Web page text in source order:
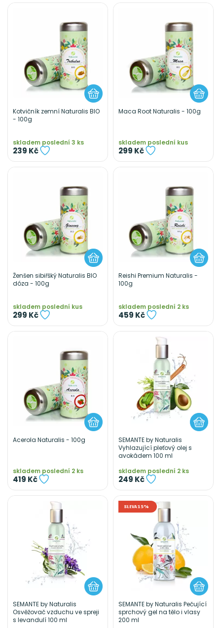
Kotvičník zemní Naturalis BIO
- 100g
skladem poslední 3 ks
239 Kč
Maca Root Naturalis - 100g
skladem poslední kus
299 Kč
Ženšen sibiřšký Naturalis BIO
dóza - 100g
skladem poslední kus
299 Kč
Reishi Premium Naturalis -
100g
skladem poslední 2 ks
459 Kč
Acerola Naturalis - 100g
skladem poslední 2 ks
419 Kč
SEMANTE by Naturalis
Vyhlazující pleťový olej s
avokádem 100 ml
skladem poslední 2 ks
249 Kč
SEMANTE by Naturalis
Osvěžovač vzduchu ve spreji
s levandulí 100 ml
SLEVA 15%
SEMANTE by Naturalis Pečující
sprchový gel na tělo i vlasy
200 ml